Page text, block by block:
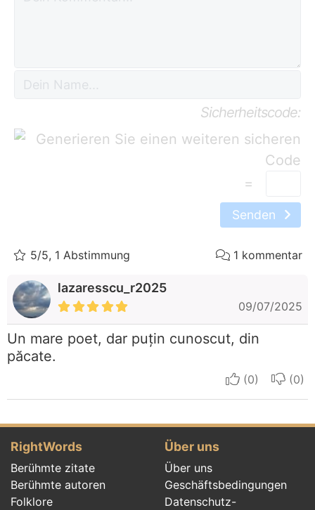
Sicherheitscode:
=
Senden
5/5, 1 Abstimmung 1 kommentar
lazaresscu_r2025
09/07/2025
Un mare poet, dar puțin cunoscut, din
păcate.
I apreciate
I
RightWords
Berühmte zitate
Berühmte autoren
Folklore
Über uns
Über uns
Geschäftsbedingungen
Datenschutz-